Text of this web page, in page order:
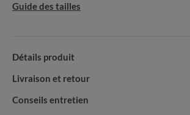
Guide des tailles
Détails produit
Livraison et retour
Conseils entretien